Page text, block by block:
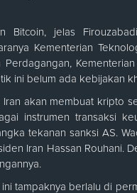
Bitcoin, jelas
Kementerian
Perdagangan,
ini belum ada kebijakan
akan membuat kripto
instrumen transaksi
tekanan sanksi AS.
Iran Hassan Rouhani.
tampaknya berlalu di